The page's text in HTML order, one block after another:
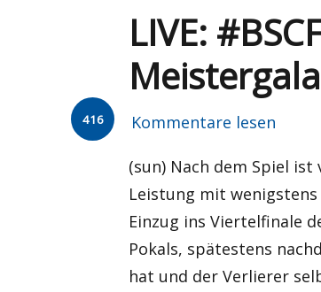
LIVE:
Meistergala
416 Kommentare lesen
(sun) Nach dem Spiel
Leistung mit
Einzug ins Viertelfinale
Pokals, spätestens
hat und der Verlierer